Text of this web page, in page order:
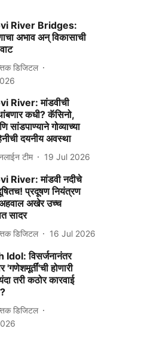
River Bridges:
अभाव अन् विकासाची
डिजिटल
River: मांडवीची
कधी? कॅसिनो,
सांडपाण्याने गोव्याच्या
दयनीय अवस्था
टीम 19 Jul 2026
River: मांडवी नदीचे
प्रदूषण नियंत्रण
अखेर उच्च
सादर
डिजिटल 16 Jul 2026
विसर्जनानंतर
'गणेशमूर्तीं'ची होणारी
तरी कठोर कारवाई
डिजिटल